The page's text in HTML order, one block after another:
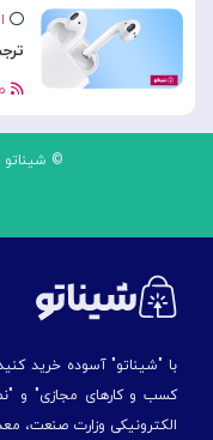
©
با "شیناتو" آسوده خرید
کسب و کارهای مجازی" و
الكترونیكی وزارت صنعت،